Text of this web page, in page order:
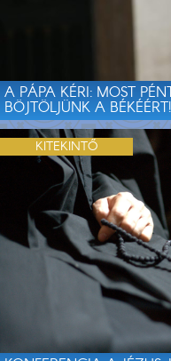
A PÁPA KÉRI: MOST
BÖJTÖLJÜNK A BÉKÉÉRT!
KITEKINTŐ